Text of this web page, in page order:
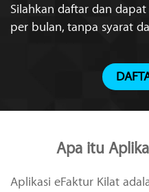
Silahkan daftar dan
per bulan, tanpa syarat
Apa itu
Aplikasi eFaktur Kilat